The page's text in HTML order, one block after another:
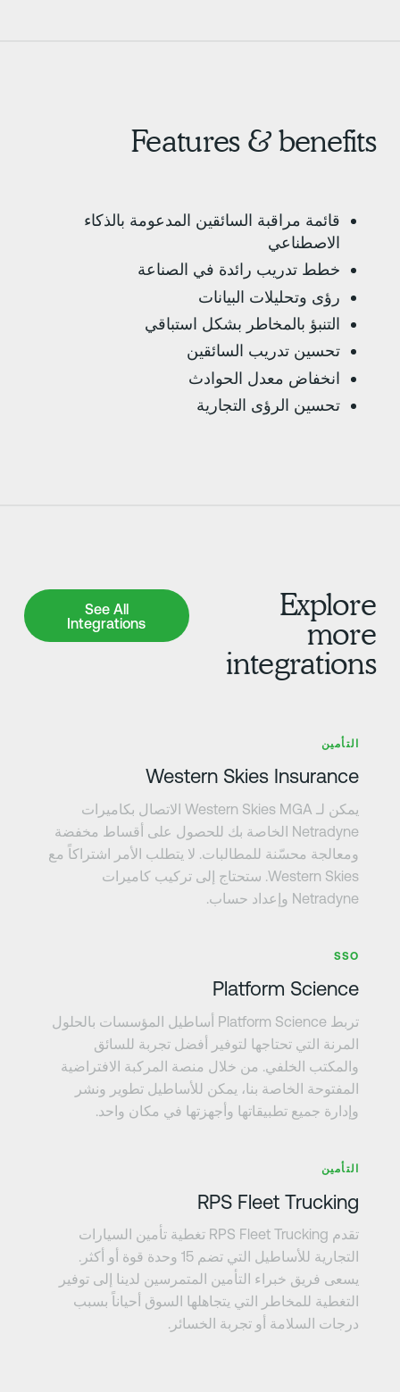
Features &
قائمة مراقبة السائقين المدعومة بالذكاء
الاصطناعي
خطط تدريب رائدة في الصناعة
رؤى وتحليلات البيانات
التنبؤ بالمخاطر بشكل استباقي
تحسين تدريب السائقين
انخفاض معدل الحوادث
تحسين الرؤى التجارية
See All
Integrations
See All Integrations
التأمين
Western Skies Insurance
يمكن لـ Western Skies MGA الاتصال بكاميرات
Netradyne الخاصة بك للحصول على أقساط مخفضة
ومعالجة محسّنة للمطالبات. لا يتطلب الأمر اشتراكاً مع
Western Skies. ستحتاج إلى تركيب كاميرات
Netradyne وإعداد حساب.
Platform Science
تربط Platform Science أساطيل المؤسسات بالحلول
المرنة التي تحتاجها لتوفير أفضل تجربة للسائق
والمكتب الخلفي. من خلال منصة المركبة الافتراضية
المفتوحة الخاصة بنا، يمكن للأساطيل تطوير ونشر
وإدارة جميع تطبيقاتها وأجهزتها في مكان واحد.
التأمين
RPS Fleet Trucking
تقدم RPS Fleet Trucking تغطية تأمين السيارات
التجارية للأساطيل التي تضم 15 وحدة قوة أو أكثر.
يسعى فريق خبراء التأمين المتمرسين لدينا إلى توفير
التغطية للمخاطر التي يتجاهلها السوق أحياناً بسبب
درجات السلامة أو تجربة الخسائر.